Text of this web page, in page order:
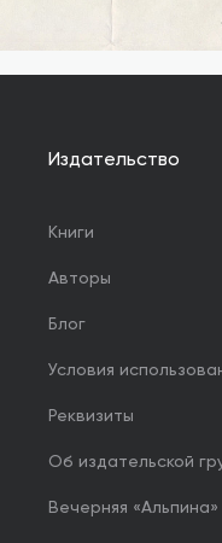
Издательство
Книги
Авторы
Блог
Условия
Реквизиты
Об издательской
Вечерняя «Альпина»